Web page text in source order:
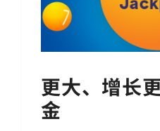
更大、增长
金